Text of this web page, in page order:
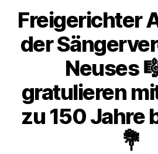
Freigerichter
der
Neuses
gratulieren
zu 150 Jahre
💐